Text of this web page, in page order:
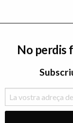
No perdis